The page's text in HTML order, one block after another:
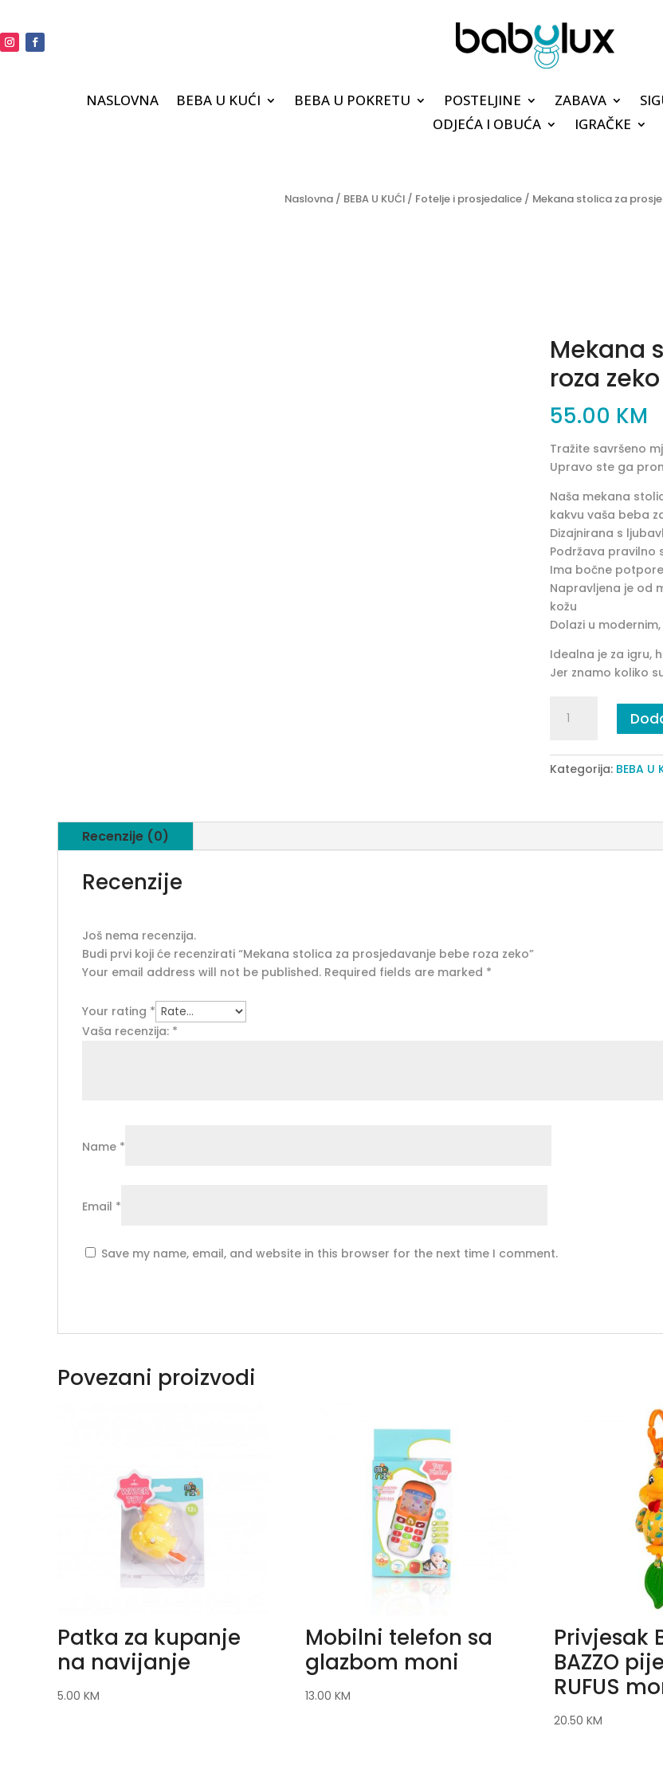
NASLOVNA BEBA U KUĆI BEBA U POKRETU POSTELJINE ZABAVA
ODJEĆA I OBUĆA
IGRAČKE
Naslovna/ BEBA U KUĆI/ Fotelje i prosjedalice/ Mekana stolica za
Mekana
roza zeko
55.00 KM
Tražite savršeno
Upravo ste ga
Naša mekana
kakvu vaša beba
Dizajnirana s
Podržava pravilno
Ima bočne
Napravljena je od
kožu
Dolazi u
Idealna je za igru,
Jer znamo koliko
stolica
prosjedavanje
bebe
Kategorija: BEBA U
Recenzije (0)
Recenzije
Još nema recenzija.
Budi prvi koji će recenzirati “Mekana stolica za prosjedavanje bebe roza zeko”
Your email address will not be published. Required fields are marked *
Your rating *
Vaša recenzija: *
Name *
Email *
Save my name, email, and website in this browser for the next time I comment.
Povezani proizvodi
Patka za kupanje
na navijanje
5.00 KM
Mobilni telefon sa
glazbom moni
13.00KM
Privjesak
BAZZO
RUFUS
20.50 KM